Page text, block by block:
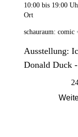
10:00 bis 19:00
Ort
schauraum: comic
Ausstellung:
Donald Duck